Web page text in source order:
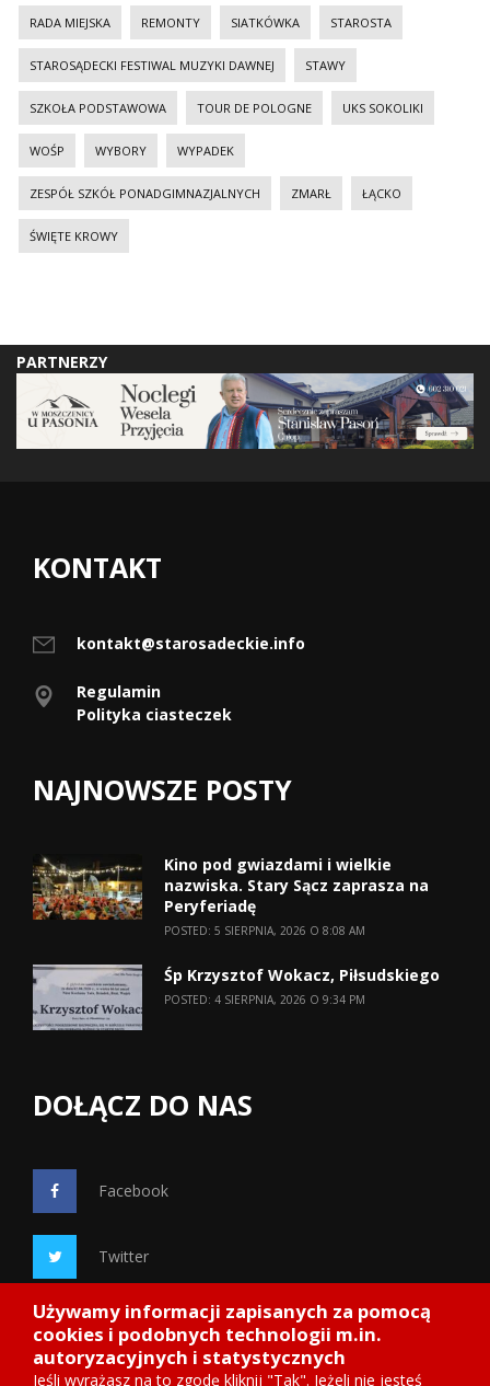
RADA MIEJSKA REMONTY SIATKÓWKA STAROSTA
STAROSĄDECKI FESTIWAL MUZYKI DAWNEJ STAWY
SZKOŁA PODSTAWOWA TOUR DE POLOGNE UKS SOKOLIKI
WOŚP WYBORY WYPADEK
ZESPÓŁ SZKÓŁ PONADGIMNAZJALNYCH ZMARŁ ŁĄCKO
ŚWIĘTE KROWY
PARTNERZY
KONTAKT
kontakt@starosadeckie.info
Regulamin
Polityka ciasteczek
NAJNOWSZE POSTY
Kino pod gwiazdami i wielkie
nazwiska. Stary Sącz zaprasza na
Peryferiadę
POSTED: 5 SIERPNIA, 2026 O 8:08 AM
Śp Krzysztof Wokacz, Piłsudskiego
POSTED: 4 SIERPNIA, 2026 O 9:34 PM
DOŁĄCZ DO NAS
Facebook
Twitter
Google+
Używamy informacji zapisanych za pomocą
cookies i podobnych technologii m.in.
autoryzacyjnych i statystycznych
Jeśli wyrażasz na to zgodę kliknij "Tak". Jeżeli nie jesteś